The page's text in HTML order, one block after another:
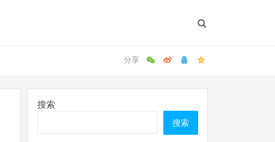
搜索
搜索